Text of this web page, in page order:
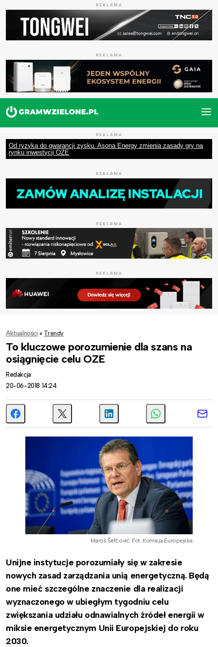
REKLAMA
REKLAMA
REKLAMA
Od ryzyka do gwarancji zysku. Asona Energy zmienia zasady gry na
rynku inwestycji OZE
REKLAMA
REKLAMA
REKLAMA
Aktualności » Trendy
To kluczowe porozumienie dla szans na
osiągnięcie celu OZE
Redakcja
20-06-2018 14:24
Maroš Šefčovič. Fot. Komisja Europejska
Unijne instytucje porozumiały się w zakresie
nowych zasad zarządzania unią energetyczną. Będą
one mieć szczególne znaczenie dla realizacji
wyznaczonego w ubiegłym tygodniu celu
zwiększania udziału odnawialnych źródeł energii w
miksie energetycznym Unii Europejskiej do roku
2030.